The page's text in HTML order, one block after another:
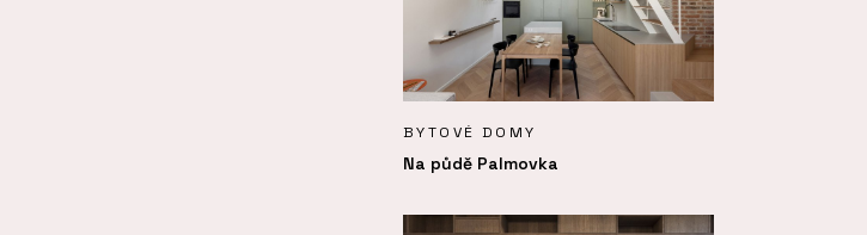
BYTOVÉ DOMY
Na půdě Palmovka